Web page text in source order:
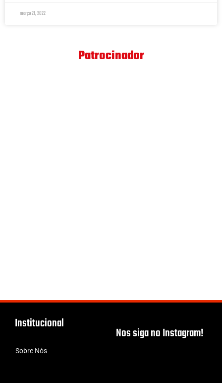
março 21, 2022
Patrocinador
Institucional
Sobre Nós
Nos siga no Instagram!